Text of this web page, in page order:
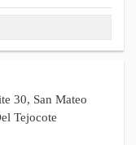
30, San Mateo
Tejocote